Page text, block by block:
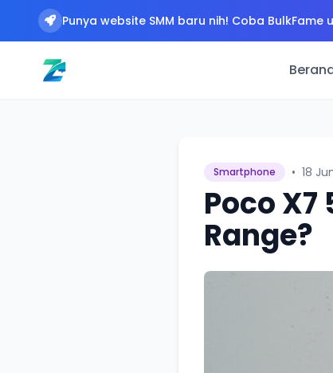
Punya website SMM baru nih! Coba
Smartphone • 18
Poco
Range?